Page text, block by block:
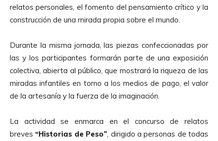
relatos personales, el fomento del pensamiento crítico y la
construcción de una mirada propia sobre el mundo.
Durante la misma jornada, las piezas confeccionadas por
las y los participantes formarán parte de una exposición
colectiva, abierta al público, que mostrará la riqueza de las
miradas infantiles en torno a los medios de pago, el valor
de la artesanía y la fuerza de la imaginación.
La actividad se enmarca en el concurso de relatos
breves “Historias de Peso” , dirigido a personas de todas